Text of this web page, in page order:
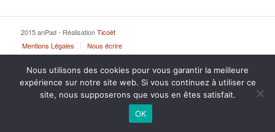
2015 anPad - RéalisationTicoët
Mentions Légales
Nous écrire
Nous utilisons des cookies pour vous garantir la meilleure
expérience sur notre site web. Si vous continuez à utiliser ce
site, nous supposerons que vous en êtes satisfait.
OK